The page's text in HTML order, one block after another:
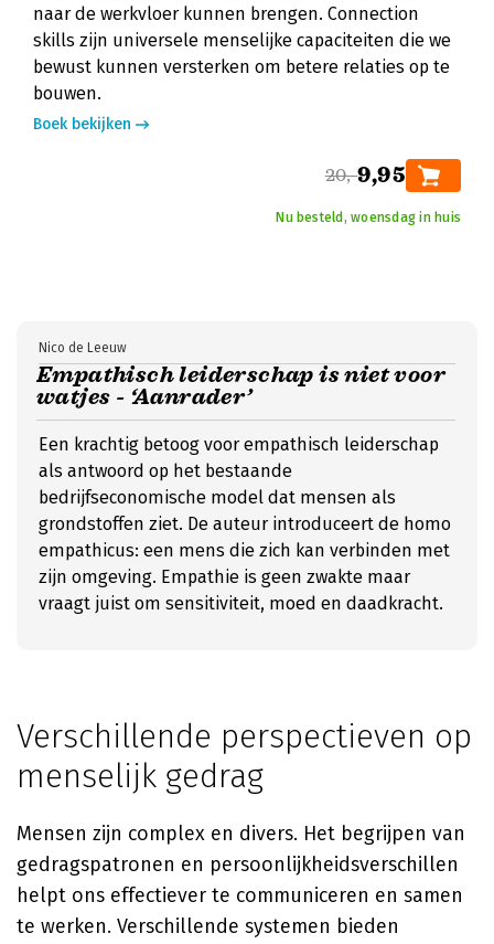
naar de werkvloer kunnen brengen. Connection
skills zijn universele menselijke capaciteiten die we
bewust kunnen versterken om betere relaties op te
bouwen.
Boek bekijken
20,-9,95
Nu besteld, woensdag in huis
Empathisch leiderschap is niet voor
watjes - ‘Aanrader’
Nico de Leeuw
Een krachtig betoog voor empathisch leiderschap
als antwoord op het bestaande
bedrijfseconomische model dat mensen als
grondstoffen ziet. De auteur introduceert de homo
empathicus: een mens die zich kan verbinden met
zijn omgeving. Empathie is geen zwakte maar
vraagt juist om sensitiviteit, moed en daadkracht.
Verschillende perspectieven op
menselijk gedrag
Mensen zijn complex en divers. Het begrijpen van
gedragspatronen en persoonlijkheidsverschillen
helpt ons effectiever te communiceren en samen
te werken. Verschillende systemen bieden